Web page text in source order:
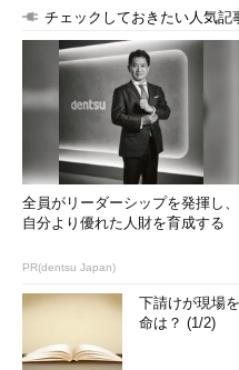
チェックしておきたい人気記
全員がリーダーシップを発揮し、
自分より優れた人財を育成する
PR(dentsu Japan)
下請けが現場
命は？ (1/2)